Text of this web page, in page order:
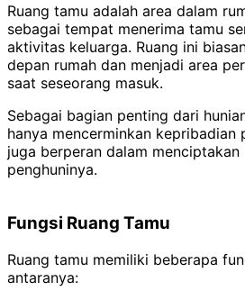
Ruang tamu adalah area dalam
sebagai tempat menerima tamu
aktivitas keluarga. Ruang ini
depan rumah dan menjadi area
saat seseorang masuk.
Sebagai bagian penting dari
hanya mencerminkan kepribadian
juga berperan dalam menciptakan
penghuninya.
Fungsi Ruang Tamu
Ruang tamu memiliki beberapa
antaranya: